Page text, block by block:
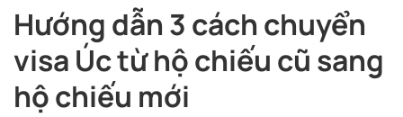
Hướng dẫn 3 cách chuyển
visa Úc từ hộ chiếu cũ sang
hộ chiếu mới